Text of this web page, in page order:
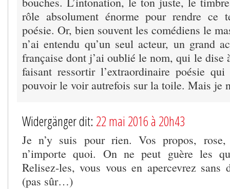
rôle absolument énorme pour rendre ce
poésie. Or, bien souvent les comédiens le
n’ai entendu qu’un seul acteur, un grand
française dont j’ai oublié le nom, qui le dise
faisant ressortir l’extraordinaire poésie
pouvoir le voir autrefois sur la toile. Mais je
Widergänger dit: 22 mai 2016 à 20h43
Je n’y suis pour rien. Vos propos, rose,
n’importe quoi. On ne peut guère les
Relisez-les, vous vous en apercevrez sans
(pas sûr…)